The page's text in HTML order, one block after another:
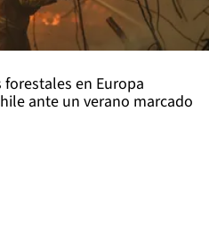
en Europa
ante un verano marcado